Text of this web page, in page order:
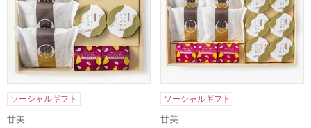
ソーシャルギフト
甘美
ソーシャルギフト
甘美